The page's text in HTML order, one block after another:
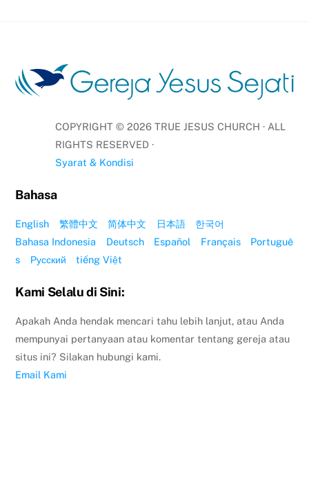
COPYRIGHT © 2026 TRUE JESUS CHURCH · ALL
RIGHTS RESERVED ·
Syarat & Kondisi
Bahasa
English 繁體中文 简体中文 日本語
한국어
Bahasa Indonesia
Deutsch Español Français
Portuguê
s
Русский tiếng Việt
Kami Selalu di Sini:
Apakah Anda hendak mencari tahu lebih lanjut, atau Anda
mempunyai pertanyaan atau komentar tentang gereja atau
situs ini? Silakan hubungi kami.
Email Kami